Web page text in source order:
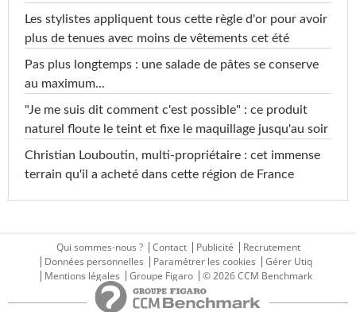
Les stylistes appliquent tous cette règle d'or pour avoir
plus de tenues avec moins de vêtements cet été
Pas plus longtemps : une salade de pâtes se conserve
au maximum...
"Je me suis dit comment c'est possible" : ce produit
naturel floute le teint et fixe le maquillage jusqu'au soir
Christian Louboutin, multi-propriétaire : cet immense
terrain qu'il a acheté dans cette région de France
Qui sommes-nous ? Contact Publicité
Recrutement
Données personnelles
Paramétrer les cookies
Gérer Utiq
Mentions légales
Groupe Figaro © 2026 CCM Benchmark